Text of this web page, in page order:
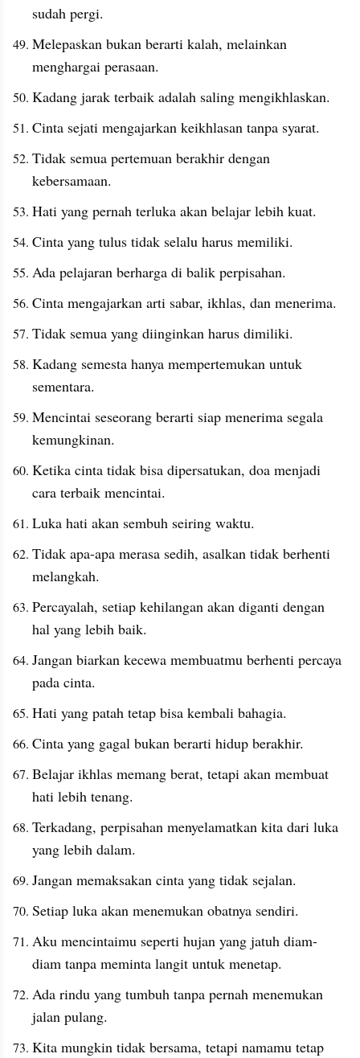
sudah pergi.
Melepaskan bukan berarti kalah, melainkan
menghargai perasaan.
Kadang jarak terbaik adalah saling mengikhlaskan.
Cinta sejati mengajarkan keikhlasan tanpa syarat.
Tidak semua pertemuan berakhir dengan
kebersamaan.
Hati yang pernah terluka akan belajar lebih kuat.
Cinta yang tulus tidak selalu harus memiliki.
Ada pelajaran berharga di balik perpisahan.
Cinta mengajarkan arti sabar, ikhlas, dan menerima.
Tidak semua yang diinginkan harus dimiliki.
Kadang semesta hanya mempertemukan untuk
sementara.
Mencintai seseorang berarti siap menerima segala
kemungkinan.
Ketika cinta tidak bisa dipersatukan, doa menjadi
cara terbaik mencintai.
Luka hati akan sembuh seiring waktu.
Tidak apa-apa merasa sedih, asalkan tidak berhenti
melangkah.
Percayalah, setiap kehilangan akan diganti dengan
hal yang lebih baik.
Jangan biarkan kecewa membuatmu berhenti percaya
pada cinta.
Hati yang patah tetap bisa kembali bahagia.
Cinta yang gagal bukan berarti hidup berakhir.
Belajar ikhlas memang berat, tetapi akan membuat
hati lebih tenang.
Terkadang, perpisahan menyelamatkan kita dari luka
yang lebih dalam.
Jangan memaksakan cinta yang tidak sejalan.
Setiap luka akan menemukan obatnya sendiri.
Aku mencintaimu seperti hujan yang jatuh diam-
diam tanpa meminta langit untuk menetap.
Ada rindu yang tumbuh tanpa pernah menemukan
jalan pulang.
Kita mungkin tidak bersama, tetapi namamu tetap